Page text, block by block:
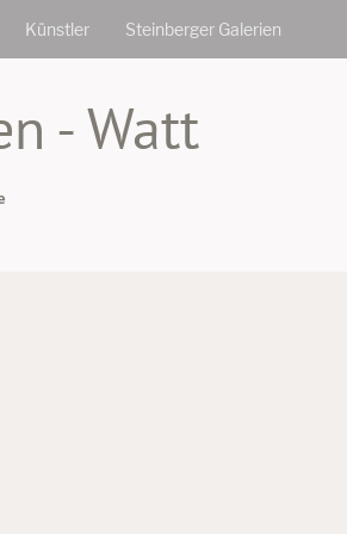
Künstler Steinberger Galerien
- Watt